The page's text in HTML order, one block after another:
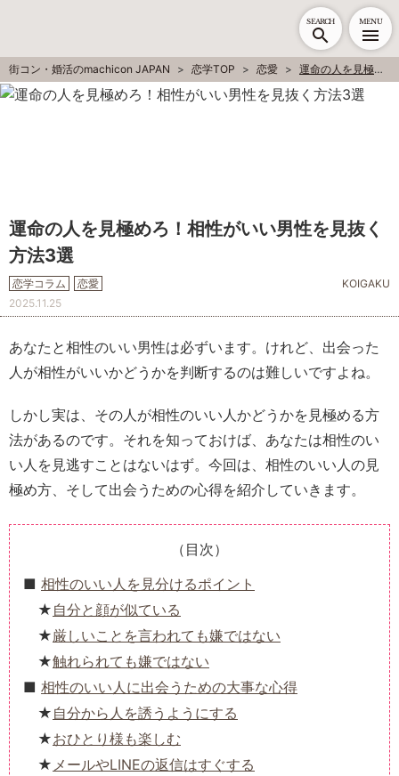
SEARCH MENU
街コン・婚活のmachicon JAPAN 恋学TOP 恋愛 運命の人を見極めろ！相性がいい男性を見抜く方法3選
運命の人を見極めろ！相性がいい男性を見抜く
方法3選
恋学コラム 恋愛
KOIGAKU
2025.11.25
あなたと相性のいい男性は必ずいます。けれど、出会った
人が相性がいいかどうかを判断するのは難しいですよね。
しかし実は、その人が相性のいい人かどうかを見極める方
法があるのです。それを知っておけば、あなたは相性のい
い人を見逃すことはないはず。今回は、相性のいい人の見
極め方、そして出会うための心得を紹介していきます。
（目次）
相性のいい人を見分けるポイント
自分と顔が似ている
厳しいことを言われても嫌ではない
触れられても嫌ではない
相性のいい人に出会うための大事な心得
自分から人を誘うようにする
おひとり様も楽しむ
メールやLINEの返信はすぐする